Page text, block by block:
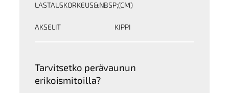
LASTAUSKORKEUS&NBSP;(CM)
AKSELIT KIPPI
Tarvitsetko perävaunun
erikoismitoilla?